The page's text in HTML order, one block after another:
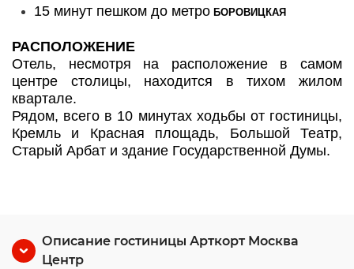
15 минут пешком до метро БОРОВИЦКАЯ
РАСПОЛОЖЕНИЕ
Отель, несмотря на расположение в самом
центре столицы, находится в тихом жилом
квартале.
Рядом, всего в 10 минутах ходьбы от гостиницы,
Кремль и Красная площадь, Большой Театр,
Старый Арбат и здание Государственной Думы.
Описание гостиницы Арткорт Москва
Центр